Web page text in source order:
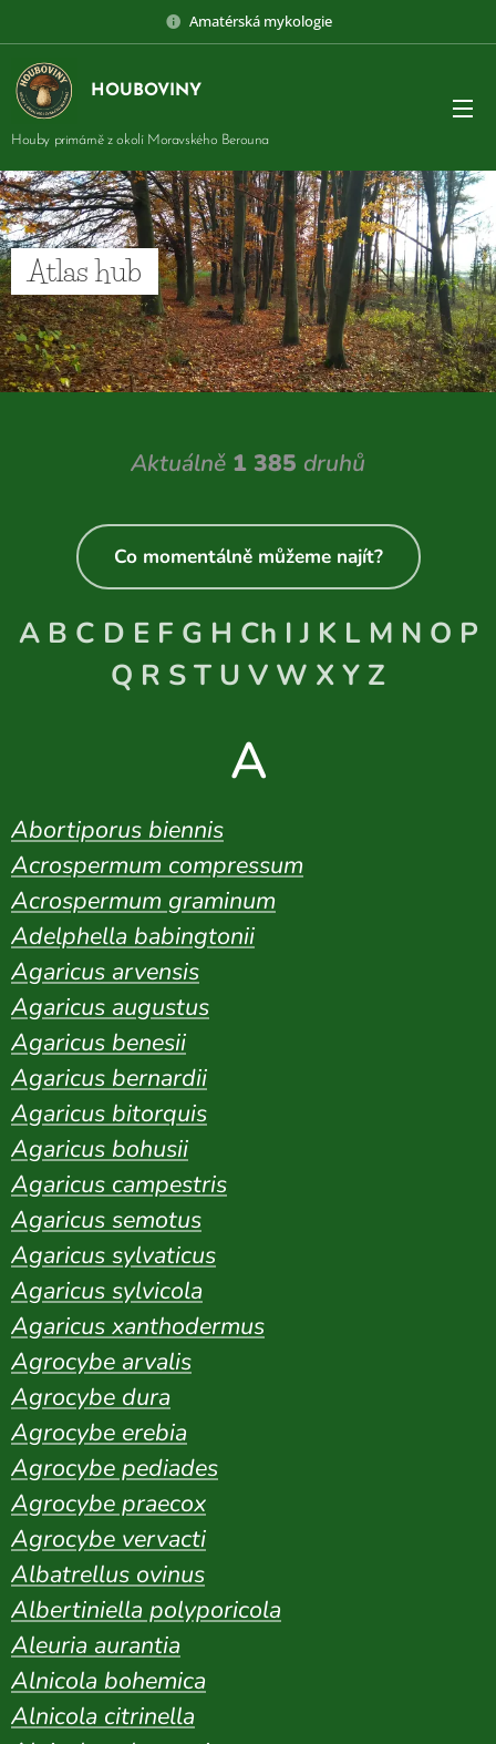
Amatérská mykologie
HOUBOVINY
Houby primárně z okolí Moravského Berouna
Atlas hub
Aktuálně 1 385 druhů
Co momentálně můžeme najít?
A B C D E F G H Ch I J K L M N O P
Q R S T U V W X Y Z
A
Abortiporus biennis
Acrospermum compressum
Acrospermum graminum
Adelphella babingtonii
Agaricus arvensis
Agaricus augustus
Agaricus benesii
Agaricus bernardii
Agaricus bitorquis
Agaricus bohusii
Agaricus campestris
Agaricus semotus
Agaricus sylvaticus
Agaricus sylvicola
Agaricus xanthodermus
Agrocybe arvalis
Agrocybe dura
Agrocybe erebia
Agrocybe pediades
Agrocybe praecox
Agrocybe vervacti
Albatrellus ovinus
Albertiniella polyporicola
Aleuria aurantia
Alnicola bohemica
Alnicola citrinella